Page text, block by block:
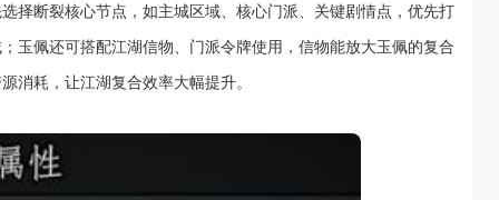
择断裂核心节点，如主城区域、核心门派、关键剧情点，优先打
玉佩还可搭配江湖信物、门派令牌使用，信物能放大玉佩的复合
消耗，让江湖复合效率大幅提升。